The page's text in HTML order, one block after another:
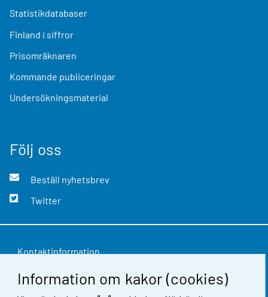
Information om kakor (cookies)
Statistikdatabaser
Finland i siffror
Prisomräknaren
Kommande publiceringar
Undersökningsmaterial
Följ oss
Beställ nyhetsbrev
Twitter
Kontaktinformation
Respons